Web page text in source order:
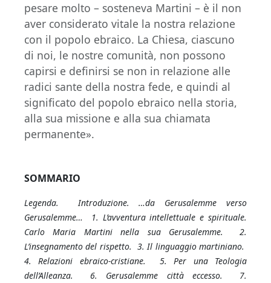
pesare molto – sosteneva Martini – è il non
aver considerato vitale la nostra relazione
con il popolo ebraico. La Chiesa, ciascuno
di noi, le nostre comunità, non possono
capirsi e definirsi se non in relazione alle
radici sante della nostra fede, e quindi al
significato del popolo ebraico nella storia,
alla sua missione e alla sua chiamata
permanente».
SOMMARIO
Legenda. Introduzione. …da Gerusalemme verso
Gerusalemme… 1. L’avventura intellettuale e spirituale.
Carlo Maria Martini nella sua Gerusalemme. 2.
L’insegnamento del rispetto. 3. Il linguaggio martiniano.
4. Relazioni ebraico-cristiane. 5. Per una Teologia
dell’Alleanza. 6. Gerusalemme città eccesso. 7.